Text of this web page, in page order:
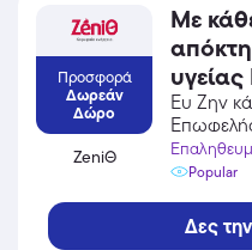
Προσφορά
Δωρεάν
Δώρο
ZeniΘ
Με
Ευ Ζην
καιPopular
Δες